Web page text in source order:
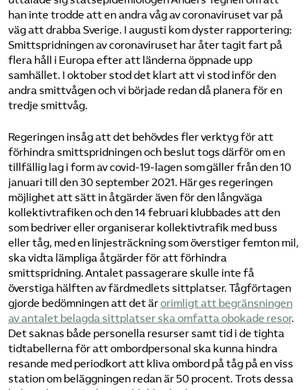
han inte trodde att en andra våg av coronaviruset var på
väg att drabba Sverige. I augusti kom dyster rapportering:
Smittspridningen av coronaviruset har åter tagit fart på
flera håll i Europa efter att länderna öppnade upp
samhället. I oktober stod det klart att vi stod inför den
andra smittvågen och vi började redan då planera för en
tredje smittvåg.
Regeringen insåg att det behövdes fler verktyg för att
förhindra smittspridningen och beslut togs därför om en
tillfällig lag i form av covid-19-lagen som gäller från den 10
januari till den 30 september 2021. Här ges regeringen
möjlighet att sätt in åtgärder även för den långväga
kollektivtrafiken och den 14 februari klubbades att den
som bedriver eller organiserar kollektivtrafik med buss
eller tåg, med en linjesträckning som överstiger femton mil,
ska vidta lämpliga åtgärder för att förhindra
smittspridning. Antalet passagerare skulle inte få
överstiga hälften av färdmedlets sittplatser. Tågförtagen
gjorde bedömningen att det ärorimligt att begränsningen
av antalet belagda sittplatser ska omfatta obokade resor.
Det saknas både personella resurser samt tid i de tighta
tidtabellerna för att ombordpersonal ska kunna hindra
resande med periodkort att kliva ombord på tåg på en viss
station om beläggningen redan är 50 procent. Trots dessa